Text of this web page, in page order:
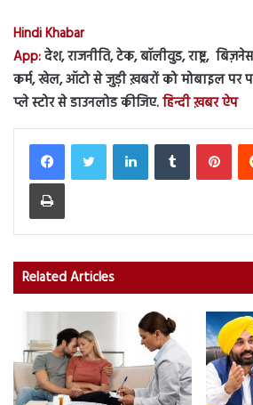
Hindi Khabar
App:देश, राजनीति, टेक, बॉलीवुड, राष्ट्र,
कर्म, खेल, ऑटो से जुड़ी ख़बरों को मोबाइल पर
प्ले स्टोर से डाउनलोड कीजिए.हिन्दी ख़बर ऐप
LinkedInTumblr
Print
Related Articles